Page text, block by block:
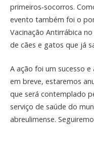
primeiros-socorros.
evento também foi o
Vacinação Antirrábica
de cães e gatos que já
A ação foi um sucesso
em breve, estaremos
que será contemplado
serviço de saúde do
abreulimense.